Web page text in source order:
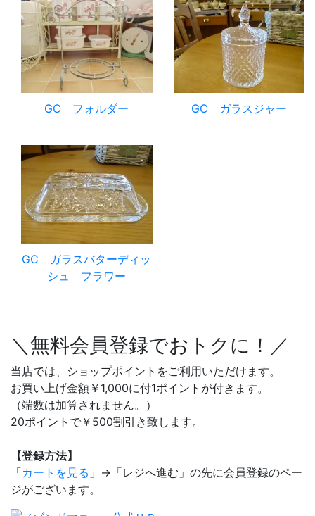
GC フォルダー GC ガラスジャー
GC ガラスバターディッ
シュ フラワー
＼無料会員登録でおトクに！／
当店では、ショップポイントをご利用いただけます。
お買い上げ金額￥1,000に付1ポイントが付きます。
（端数は加算されません。）
20ポイントで￥500割引き致します。
【登録方法】
「カートを見る 」→「レジへ進む」の先に会員登録のペー
ジがございます。